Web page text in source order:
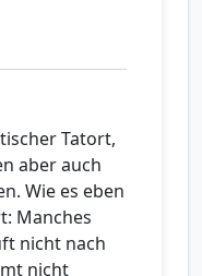
Tatort,
aber auch
Wie es eben
Manches
nicht nach
nicht